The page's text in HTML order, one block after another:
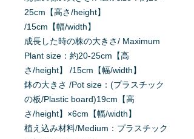
25cm【高さ/height】
/15cm【幅/width】
成長した時の株の大きさ/ Maximum
Plant size：約20-25cm【高
さ/height】 /15cm【幅/width】
鉢の大きさ /Pot size：(プラスチック
の板/Plastic board)19cm【高
さ/height】×6cm【幅/width】
植え込み材料/Medium：プラスチック